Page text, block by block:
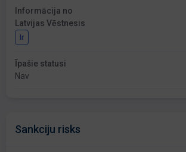
Informācija no
Latvijas Vēstnesis
Ir
Īpašie statusi
Nav
Sankciju risks